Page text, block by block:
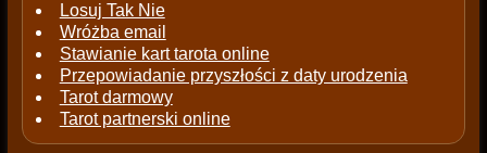
Losuj Tak Nie
Wróżba email
Stawianie kart tarota online
Przepowiadanie przyszłości z daty urodzenia
Tarot darmowy
Tarot partnerski online